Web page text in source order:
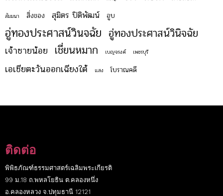
สัมมนา สิ่งของ สุมิตร ปิติพัฒน์ อูบ
อู่ทองประศาสน์วินจฉัย อู่ทองประศาสน์วินิจฉัย
เจ้าชายน้อย เชี่ยนหมาก เบญจรงค์ เพชรบุรี
เอเชียตะวันออกเฉียงใต้ แสง โบราณคดี
ติดต่อ
พิพิธภัณฑ์ธรรมศาสตร์เฉลิมพระเกียรติ
99 ม.18 ถ.พหลโยธิน ต.คลองหนึ่ง
อ.คลองหลวง จ.ปทุมธานี 12121